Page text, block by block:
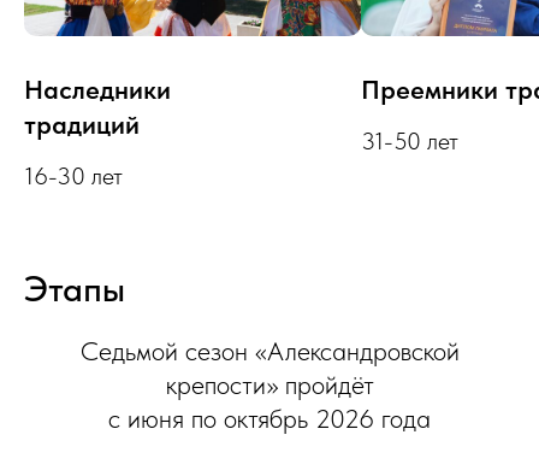
Наследники
традиций
16-30 лет
Преемники
31-50 лет
Этапы
Седьмой сезон «Александровской
крепости» пройдёт
с июня по октябрь 2026 года